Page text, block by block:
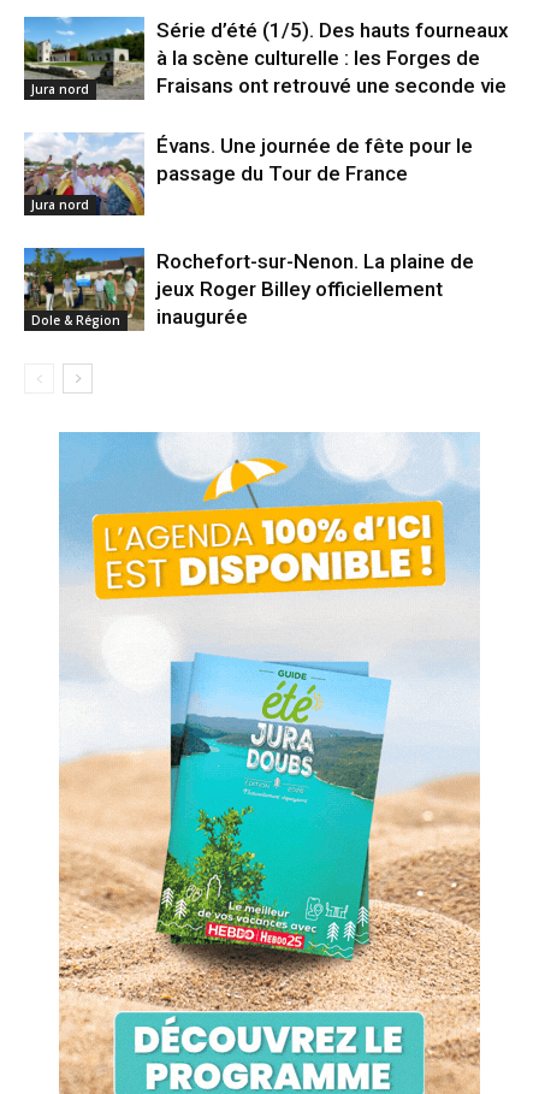
Jura nord
Série d’été (1/5). Des hauts fourneaux
à la scène culturelle : les Forges de
Fraisans ont retrouvé une seconde vie
Jura nord
Évans. Une journée de fête pour le
passage du Tour de France
Dole & Région
Rochefort-sur-Nenon. La plaine de
jeux Roger Billey officiellement
inaugurée